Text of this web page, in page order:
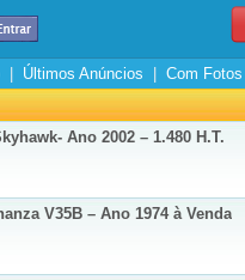
| Últimos Anúncios
Com Fotos
Ano 2002 – 1.480 H.T.
V35B – Ano 1974 à Venda